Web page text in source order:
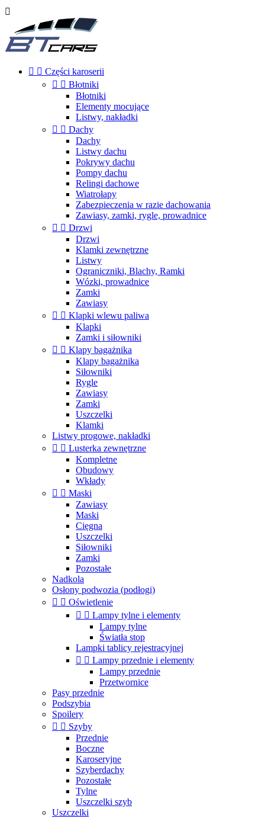

  Części karoserii
  Błotniki
Błotniki
Elementy mocujące
Listwy, nakładki
  Dachy
Dachy
Listwy dachu
Pokrywy dachu
Pompy dachu
Relingi dachowe
Wiatrołapy
Zabezpieczenia w razie dachowania
Zawiasy, zamki, rygle, prowadnice
  Drzwi
Drzwi
Klamki zewnętrzne
Listwy
Ograniczniki, Blachy, Ramki
Wózki, prowadnice
Zamki
Zawiasy
  Klapki wlewu paliwa
Klapki
Zamki i siłowniki
  Klapy bagażnika
Klapy bagażnika
Siłowniki
Rygle
Zawiasy
Zamki
Uszczelki
Klamki
Listwy progowe, nakładki
  Lusterka zewnętrzne
Kompletne
Obudowy
Wkłady
  Maski
Zawiasy
Maski
Cięgna
Uszczelki
Siłowniki
Zamki
Pozostałe
Nadkola
Osłony podwozia (podłogi)
  Oświetlenie
  Lampy tylne i elementy
Lampy tylne
Światła stop
Lampki tablicy rejestracyjnej
  Lampy przednie i elementy
Lampy przednie
Przetwornice
Pasy przednie
Podszybia
Spoilery
  Szyby
Przednie
Boczne
Karoseryjne
Szyberdachy
Pozostałe
Tylne
Uszczelki szyb
Uszczelki